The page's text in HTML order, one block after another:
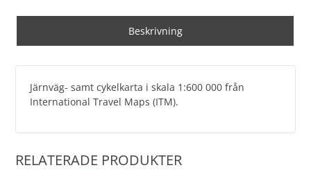
Beskrivning
Järnväg- samt cykelkarta i skala 1:600 000 från
International Travel Maps (ITM).
RELATERADE PRODUKTER